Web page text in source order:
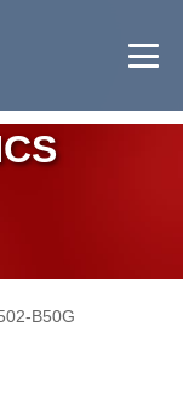
B50G